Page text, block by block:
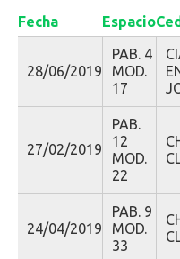
Fecha Espacio
28/06/2019
PAB. 4
MOD.
17
27/02/2019
PAB.
12
MOD.
22
24/04/2019
PAB. 9
MOD.
33